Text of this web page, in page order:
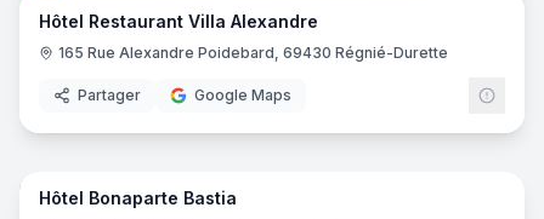
Hôtel Restaurant Villa Alexandre
165 Rue Alexandre Poidebard, 69430 Régnié-Durette
Partager Google Maps
21
Hôtel Bonaparte Bastia